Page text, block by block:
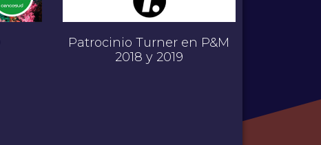
Patrocinio Turner en P&M
2018 y 2019